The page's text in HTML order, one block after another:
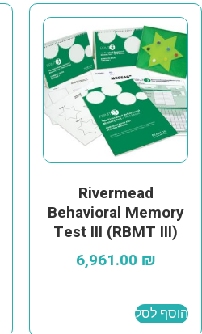
Rivermead
Behavioral Memory
Test III (RBMT III)
6,961.00 ₪
הוסף לסל